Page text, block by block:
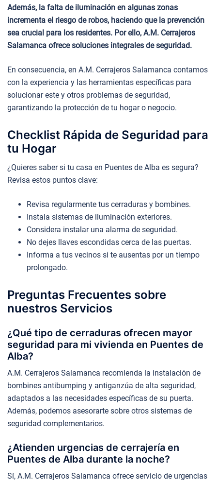
Además, la falta de iluminación en algunas zonas
incrementa el riesgo de robos, haciendo que la prevención
sea crucial para los residentes. Por ello, A.M. Cerrajeros
Salamanca ofrece soluciones integrales de seguridad.
En consecuencia, en A.M. Cerrajeros Salamanca contamos
con la experiencia y las herramientas específicas para
solucionar este y otros problemas de seguridad,
garantizando la protección de tu hogar o negocio.
Checklist Rápida de Seguridad para
tu Hogar
¿Quieres saber si tu casa en Puentes de Alba es segura?
Revisa estos puntos clave:
Revisa regularmente tus cerraduras y bombines.
Instala sistemas de iluminación exteriores.
Considera instalar una alarma de seguridad.
No dejes llaves escondidas cerca de las puertas.
Informa a tus vecinos si te ausentas por un tiempo
prolongado.
Preguntas Frecuentes sobre
nuestros Servicios
¿Qué tipo de cerraduras ofrecen mayor
seguridad para mi vivienda en Puentes de
Alba?
A.M. Cerrajeros Salamanca recomienda la instalación de
bombines antibumping y antiganzúa de alta seguridad,
adaptados a las necesidades específicas de su puerta.
Además, podemos asesorarte sobre otros sistemas de
seguridad complementarios.
¿Atienden urgencias de cerrajería en
Puentes de Alba durante la noche?
Sí, A.M. Cerrajeros Salamanca ofrece servicio de urgencias